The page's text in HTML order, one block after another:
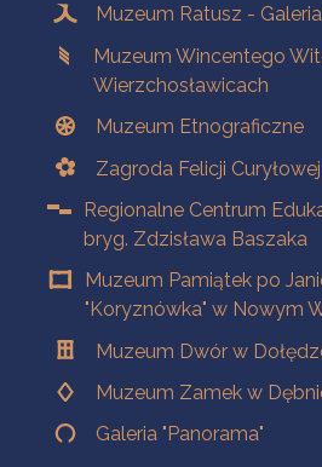
Muzeum Ratusz -
Muzeum Wincentego
Wierzchosławicach
Muzeum Etnograficzne
Zagroda Felicji
Regionalne Centrum
bryg. Zdzisława Baszaka
Muzeum Pamiątek po
"Koryznówka" w Nowym
Muzeum Dwór w
Muzeum Zamek w
Galeria "Panorama"